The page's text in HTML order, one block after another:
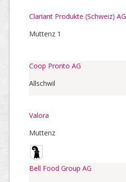
Clariant Produkte (Schweiz) AG
Muttenz 1
Coop Pronto AG
Allschwil
Valora
Muttenz
Bell Food Group AG